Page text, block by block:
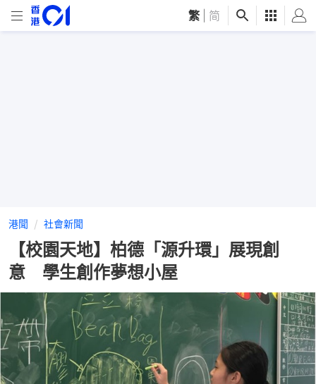
繁 简
港聞 社會新聞
【校園天地】柏德「源升環」展現創
意 學生創作夢想小屋